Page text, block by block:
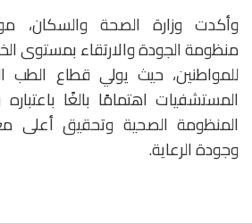
وأكدت وزارة الصحة والسكان،
منظومة الجودة والارتقاء بمستوى
للمواطنين، حيث يولي قطاع الطب
المستشفيات اهتمامًا بالغًا
المنظومة الصحية وتحقيق أعلى
وجودة الرعاية.